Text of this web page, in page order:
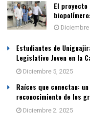
El
Estudiantes de
Legislativo Joven en la
Diciembre 5, 2025
Raíces que conectan:
reconocimiento de los
Diciembre 2, 2025